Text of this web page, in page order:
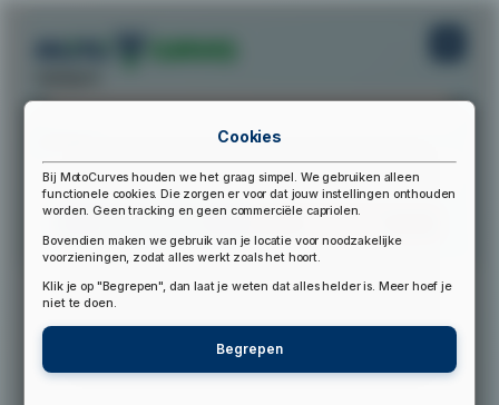
▲
Cookies
Bij MotoCurves houden we het graag simpel. We gebruiken alleen
functionele cookies. Die zorgen er voor dat jouw instellingen onthouden
worden. Geen tracking en geen commerciële capriolen.
Bovendien maken we gebruik van je locatie voor noodzakelijke
voorzieningen, zodat alles werkt zoals het hoort.
Klik je op "Begrepen", dan laat je weten dat alles helder is. Meer hoef je
niet te doen.
Begrepen